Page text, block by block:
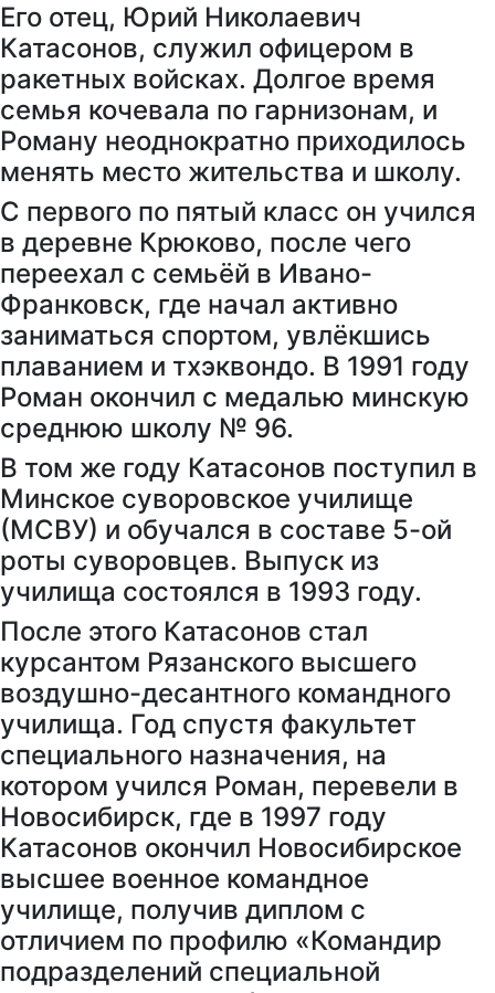
Его отец, Юрий Николаевич
Катасонов, служил офицером в
ракетных войсках. Долгое время
семья кочевала по гарнизонам, и
Роману неоднократно приходилось
менять место жительства и школу.
С первого по пятый класс он учился
в деревне Крюково, после чего
переехал с семьёй в Ивано-
Франковск, где начал активно
заниматься спортом, увлёкшись
плаванием и тхэквондо. В 1991 году
Роман окончил с медалью минскую
среднюю школу № 96.
В том же году Катасонов поступил в
Минское суворовское училище
(МСВУ) и обучался в составе 5-ой
роты суворовцев. Выпуск из
училища состоялся в 1993 году.
После этого Катасонов стал
курсантом Рязанского высшего
воздушно-десантного командного
училища. Год спустя факультет
специального назначения, на
котором учился Роман, перевели в
Новосибирск, где в 1997 году
Катасонов окончил Новосибирское
высшее военное командное
училище, получив диплом с
отличием по профилю «Командир
подразделений специальной